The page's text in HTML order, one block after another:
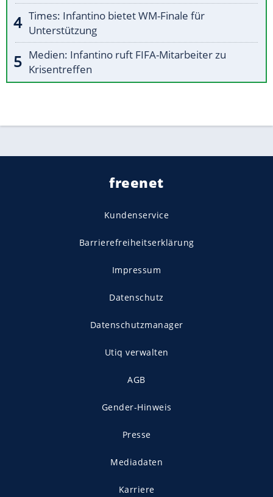
Times: Infantino bietet WM-Finale für
Unterstützung
Medien: Infantino ruft FIFA-Mitarbeiter zu
Krisentreffen
freenet
Kundenservice
Barrierefreiheitserklärung
Impressum
Datenschutz
Datenschutzmanager
Utiq verwalten
AGB
Gender-Hinweis
Presse
Mediadaten
Karriere